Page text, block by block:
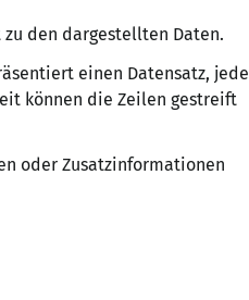
den dargestellten Daten.
einen Datensatz, jede
können die Zeilen gestreift
oder Zusatzinformationen